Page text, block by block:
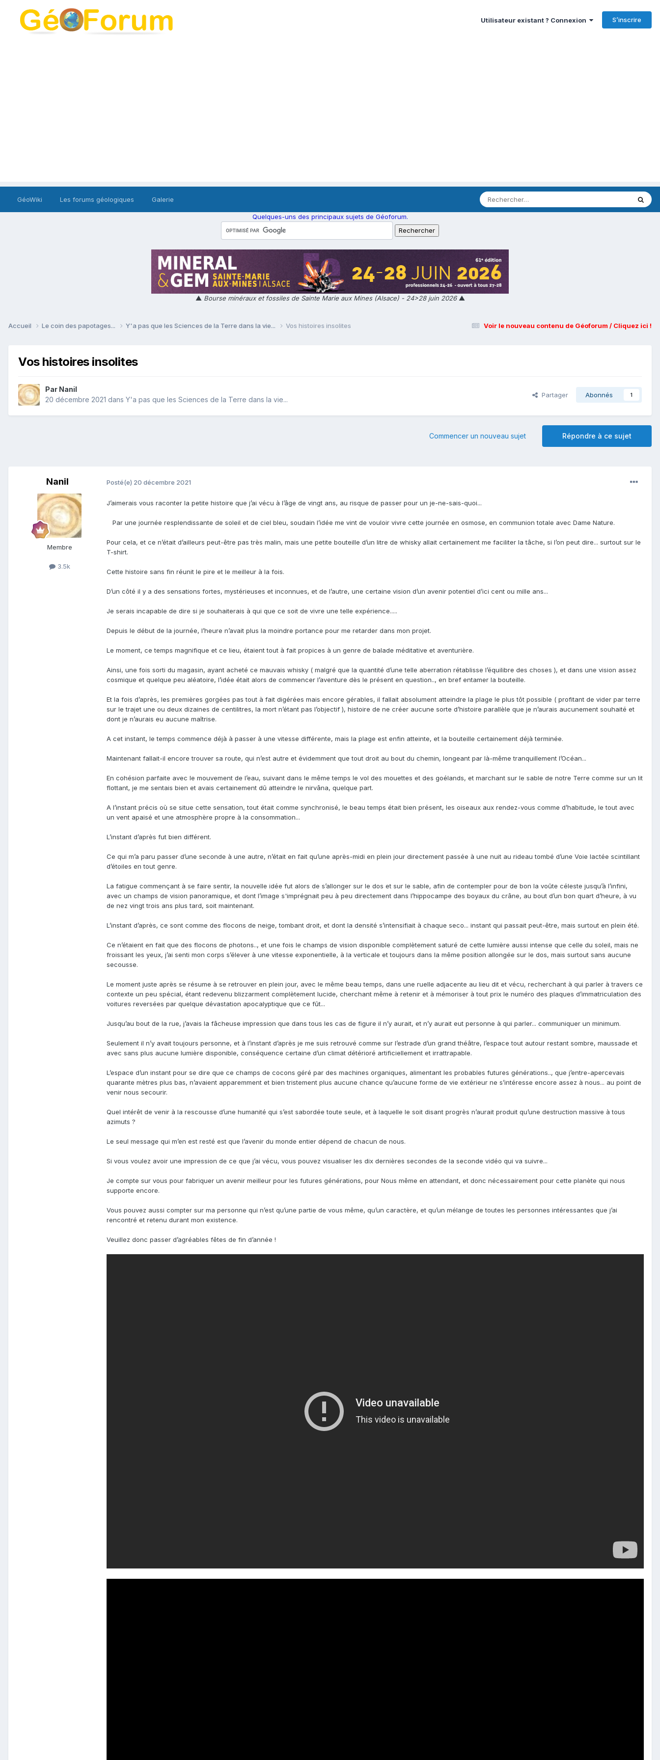
Utilisateur existant ? Connexion S’inscrire
GéoWiki Les forums géologiques Galerie
Quelques-uns des principaux sujets de Géoforum.
▲ Bourse minéraux et fossiles de Sainte Marie aux Mines (Alsace) - 24>28 juin 2026▲
Voir le nouveau contenu de Géoforum / Cliquez ici !
Accueil Le coin des papotages... Y'a pas que les Sciences de la Terre dans la vie... Vos histoires insolites
Vos histoires insolites
Par Nanil
20 décembre 2021 dans Y'a pas que les Sciences de la Terre dans la vie...
Partager Abonnés 1
Répondre à ce sujet
Commencer un nouveau sujet
Nanil
Membre
3.5k
Posté(e) 20 décembre 2021
J’aimerais vous raconter la petite histoire que j’ai vécu à l’âge de vingt ans, au risque de passer pour un je-ne-sais-quoi...
Par une journée resplendissante de soleil et de ciel bleu, soudain l’idée me vint de vouloir vivre cette journée en osmose, en communion totale avec Dame Nature.
Pour cela, et ce n’était d’ailleurs peut-être pas très malin, mais une petite bouteille d’un litre de whisky allait certainement me faciliter la tâche, si l’on peut dire... surtout sur le
T-shirt.
Cette histoire sans fin réunit le pire et le meilleur à la fois.
D’un côté il y a des sensations fortes, mystérieuses et inconnues, et de l’autre, une certaine vision d’un avenir potentiel d’ici cent ou mille ans...
Je serais incapable de dire si je souhaiterais à qui que ce soit de vivre une telle expérience.....
Depuis le début de la journée, l’heure n’avait plus la moindre portance pour me retarder dans mon projet.
Le moment, ce temps magnifique et ce lieu, étaient tout à fait propices à un genre de balade méditative et aventurière.
Ainsi, une fois sorti du magasin, ayant acheté ce mauvais whisky ( malgré que la quantité d’une telle aberration rétablisse l’équilibre des choses ), et dans une vision assez
cosmique et quelque peu aléatoire, l’idée était alors de commencer l’aventure dès le présent en question.., en bref entamer la bouteille.
Et la fois d’après, les premières gorgées pas tout à fait digérées mais encore gérables, il fallait absolument atteindre la plage le plus tôt possible ( profitant de vider par terre
sur le trajet une ou deux dizaines de centilitres, la mort n’étant pas l’objectif ), histoire de ne créer aucune sorte d’histoire parallèle que je n’aurais aucunement souhaité et
dont je n’aurais eu aucune maîtrise.
A cet instant, le temps commence déjà à passer à une vitesse différente, mais la plage est enfin atteinte, et la bouteille certainement déjà terminée.
Maintenant fallait-il encore trouver sa route, qui n’est autre et évidemment que tout droit au bout du chemin, longeant par là-même tranquillement l’Océan...
En cohésion parfaite avec le mouvement de l’eau, suivant dans le même temps le vol des mouettes et des goélands, et marchant sur le sable de notre Terre comme sur un lit
flottant, je me sentais bien et avais certainement dû atteindre le nirvâna, quelque part.
A l’instant précis où se situe cette sensation, tout était comme synchronisé, le beau temps était bien présent, les oiseaux aux rendez-vous comme d’habitude, le tout avec
un vent apaisé et une atmosphère propre à la consommation...
L’instant d’après fut bien différent.
Ce qui m’a paru passer d’une seconde à une autre, n’était en fait qu’une après-midi en plein jour directement passée à une nuit au rideau tombé d’une Voie lactée scintillant
d’étoiles en tout genre.
La fatigue commençant à se faire sentir, la nouvelle idée fut alors de s’allonger sur le dos et sur le sable, afin de contempler pour de bon la voûte céleste jusqu’à l’infini,
avec un champs de vision panoramique, et dont l’image s'imprégnait peu à peu directement dans l’hippocampe des boyaux du crâne, au bout d’un bon quart d’heure, à vu
de nez vingt trois ans plus tard, soit maintenant.
L’instant d’après, ce sont comme des flocons de neige, tombant droit, et dont la densité s’intensifiait à chaque seco... instant qui passait peut-être, mais surtout en plein été.
Ce n’étaient en fait que des flocons de photons.., et une fois le champs de vision disponible complètement saturé de cette lumière aussi intense que celle du soleil, mais ne
froissant les yeux, j’ai senti mon corps s’élever à une vitesse exponentielle, à la verticale et toujours dans la même position allongée sur le dos, mais surtout sans aucune
secousse.
Le moment juste après se résume à se retrouver en plein jour, avec le même beau temps, dans une ruelle adjacente au lieu dit et vécu, recherchant à qui parler à travers ce
contexte un peu spécial, étant redevenu blizzarment complètement lucide, cherchant même à retenir et à mémoriser à tout prix le numéro des plaques d’immatriculation des
voitures reversées par quelque dévastation apocalyptique que ce fût...
Jusqu’au bout de la rue, j’avais la fâcheuse impression que dans tous les cas de figure il n’y aurait, et n’y aurait eut personne à qui parler... communiquer un minimum.
Seulement il n’y avait toujours personne, et à l’instant d’après je me suis retrouvé comme sur l’estrade d’un grand théâtre, l’espace tout autour restant sombre, maussade et
avec sans plus aucune lumière disponible, conséquence certaine d’un climat détérioré artificiellement et irrattrapable.
L’espace d’un instant pour se dire que ce champs de cocons géré par des machines organiques, alimentant les probables futures générations.., que j’entre-apercevais
quarante mètres plus bas, n’avaient apparemment et bien tristement plus aucune chance qu’aucune forme de vie extérieur ne s’intéresse encore assez à nous... au point de
venir nous secourir.
Quel intérêt de venir à la rescousse d’une humanité qui s’est sabordée toute seule, et à laquelle le soit disant progrès n’aurait produit qu’une destruction massive à tous
azimuts ?
Le seul message qui m’en est resté est que l’avenir du monde entier dépend de chacun de nous.
Si vous voulez avoir une impression de ce que j’ai vécu, vous pouvez visualiser les dix dernières secondes de la seconde vidéo qui va suivre...
Je compte sur vous pour fabriquer un avenir meilleur pour les futures générations, pour Nous même en attendant, et donc nécessairement pour cette planète qui nous
supporte encore.
Vous pouvez aussi compter sur ma personne qui n’est qu’une partie de vous même, qu’un caractère, et qu’un mélange de toutes les personnes intéressantes que j’ai
rencontré et retenu durant mon existence.
Veuillez donc passer d’agréables fêtes de fin d’année !